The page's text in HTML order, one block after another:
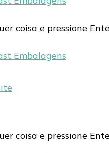
Embalagens Plásticas
coisa e pressione
Embalagens Plásticas
coisa e pressione